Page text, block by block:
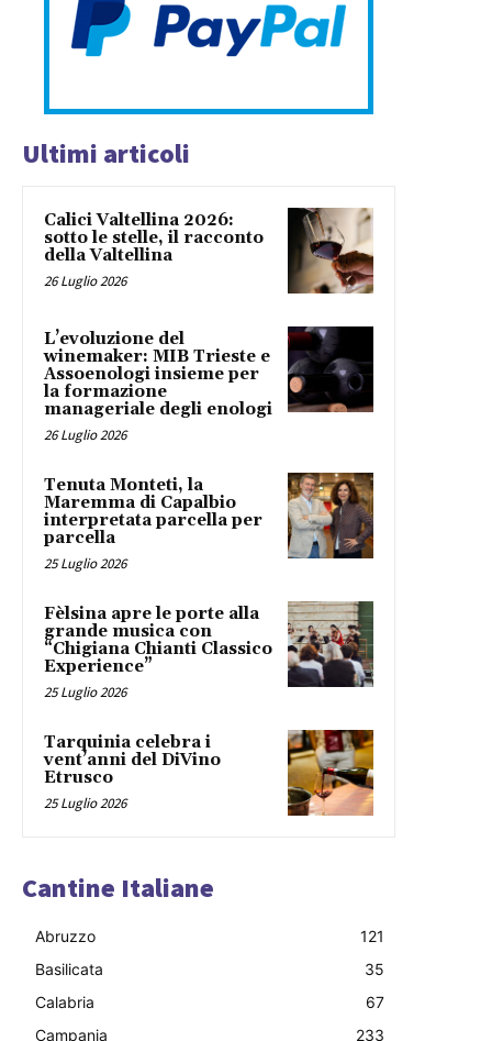
Ultimi articoli
Calici Valtellina 2026:
sotto le stelle, il racconto
della Valtellina
26 Luglio 2026
L’evoluzione del
winemaker: MIB Trieste e
Assoenologi insieme per
la formazione
manageriale degli enologi
26 Luglio 2026
Tenuta Monteti, la
Maremma di Capalbio
interpretata parcella per
parcella
25 Luglio 2026
Fèlsina apre le porte alla
grande musica con
“Chigiana Chianti Classico
Experience”
25 Luglio 2026
Tarquinia celebra i
vent’anni del DiVino
Etrusco
25 Luglio 2026
Cantine Italiane
Abruzzo
121
Basilicata
35
Calabria
67
Campania
233